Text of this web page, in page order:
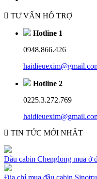
TƯ VẤN HỖ TRỢ
Hotline 1
0948.866.426
Hotline 2
0225.3.272.769
TIN TỨC MỚI NHẤT
Đầu cabin Chenglong mua ở
Địa chỉ mua đầu cabin